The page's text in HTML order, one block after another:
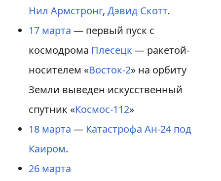
Нил Армстронг, Дэвид Скотт.
17 марта — первый пуск с
космодрома Плесецк — ракетой-
носителем «Восток-2» на орбиту
Земли выведен искусственный
спутник «Космос-112»
18 марта — Катастрофа Ан-24 под
Каиром.
26 марта